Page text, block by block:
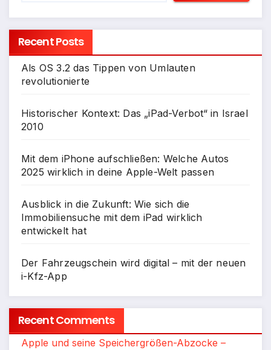
Recent Posts
Als OS 3.2 das Tippen von Umlauten
revolutionierte
Historischer Kontext: Das „iPad-Verbot“ in Israel
2010
Mit dem iPhone aufschließen: Welche Autos
2025 wirklich in deine Apple-Welt passen
Ausblick in die Zukunft: Wie sich die
Immobiliensuche mit dem iPad wirklich
entwickelt hat
Der Fahrzeugschein wird digital – mit der neuen
i-Kfz-App
Recent Comments
Apple und seine Speichergrößen-Abzocke –